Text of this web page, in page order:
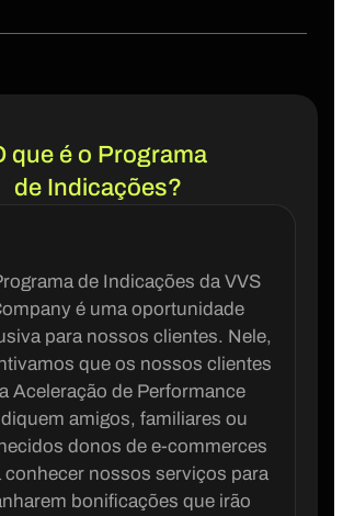
que é o Programa
de Indicações?
de Indicações da VVS
é uma oportunidade
para nossos clientes. Nele,
que os nossos clientes
Aceleração de Performance
amigos, familiares ou
donos de e-commerces
conhecer nossos serviços para
bonificações que irão